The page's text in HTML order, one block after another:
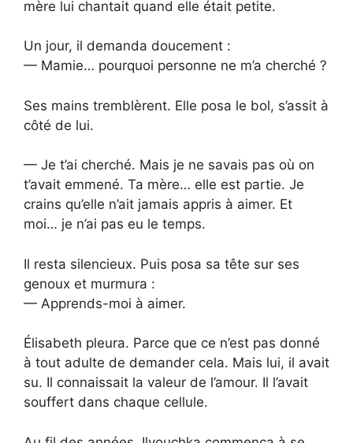
mère lui chantait quand elle était petite.
Un jour, il demanda doucement :
— Mamie… pourquoi personne ne m’a cherché ?
Ses mains tremblèrent. Elle posa le bol, s’assit à
côté de lui.
— Je t’ai cherché. Mais je ne savais pas où on
t’avait emmené. Ta mère… elle est partie. Je
crains qu’elle n’ait jamais appris à aimer. Et
moi… je n’ai pas eu le temps.
Il resta silencieux. Puis posa sa tête sur ses
genoux et murmura :
— Apprends-moi à aimer.
Élisabeth pleura. Parce que ce n’est pas donné
à tout adulte de demander cela. Mais lui, il avait
su. Il connaissait la valeur de l’amour. Il l’avait
souffert dans chaque cellule.